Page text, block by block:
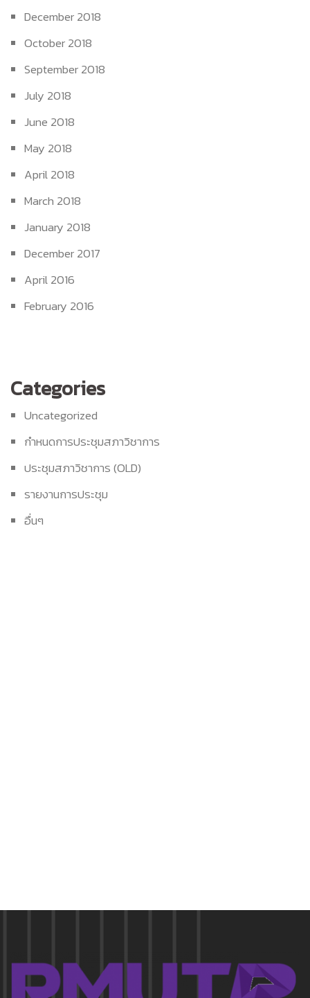
December 2018
October 2018
September 2018
July 2018
June 2018
May 2018
April 2018
March 2018
January 2018
December 2017
April 2016
February 2016
Categories
Uncategorized
กำหนดการประชุมสภาวิชาการ
ประชุมสภาวิชาการ (OLD)
รายงานการประชุม
อื่นๆ